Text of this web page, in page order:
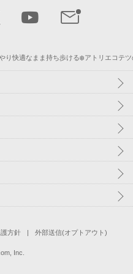
り快適なまま持ち歩ける❄️アトリエコテ
方針 外部送信(オプトアウト)
Inc.